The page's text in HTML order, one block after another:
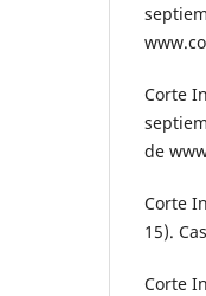
Corte
de
Corte
15).
Corte